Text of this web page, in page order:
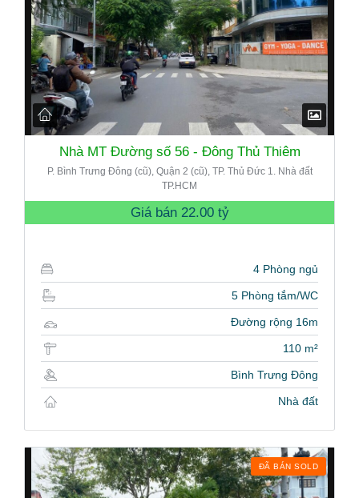
Nhà MT Đường số 56 - Đông Thủ Thiêm
P. Bình Trưng Đông (cũ), Quận 2 (cũ), TP. Thủ Đức 1. Nhà đất
TP.HCM
Giá bán 22.00 tỷ
4 Phòng ngủ
5 Phòng tắm/WC
Đường rộng 16m
110 m²
Bình Trưng Đông
Nhà đất
ĐÃ BÁN SOLD